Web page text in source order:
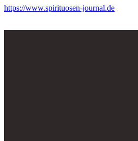
https://www.spirituosen-journal.de